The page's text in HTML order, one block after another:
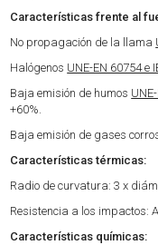
Características frente al
No propagación de la llama
Halógenos UNE-EN 60754 e
Baja emisión de humos
+60%.
Baja emisión de gases
Características térmicas:
Radio de curvatura: 3 x
Resistencia a los impactos:
Características químicas: